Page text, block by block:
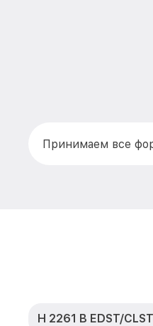
Принимаем все
H 2261 B EDST/CLST